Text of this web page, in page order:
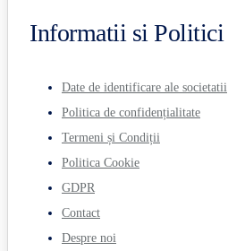
Informatii si Politici
Date de identificare ale societatii
Politica de confidențialitate
Termeni și Condiții
Politica Cookie
GDPR
Contact
Despre noi